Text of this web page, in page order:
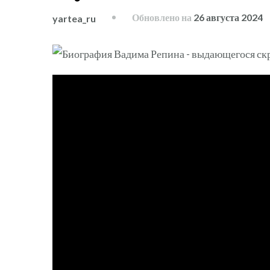
yartea_ru Обновлено на 26 августа 2024